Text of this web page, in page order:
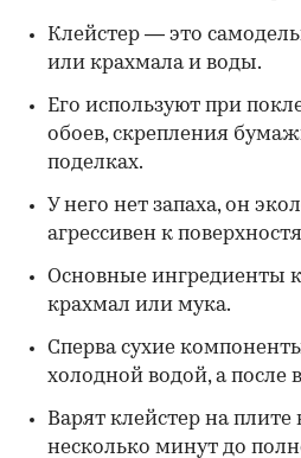
Клейстер — это
или крахмала и воды.
Его используют при
обоев, скрепления
поделках.
У него нет запаха, он
агрессивен к
Основные ингредиенты
крахмал или мука.
Сперва сухие
холодной водой, а после
Варят клейстер на плите
несколько минут до